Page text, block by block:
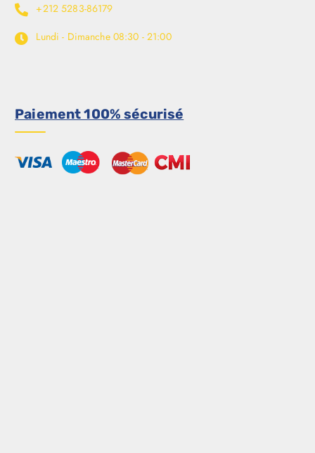
+212 5283-86179
Lundi - Dimanche 08:30 - 21:00
Paiement 100% sécurisé